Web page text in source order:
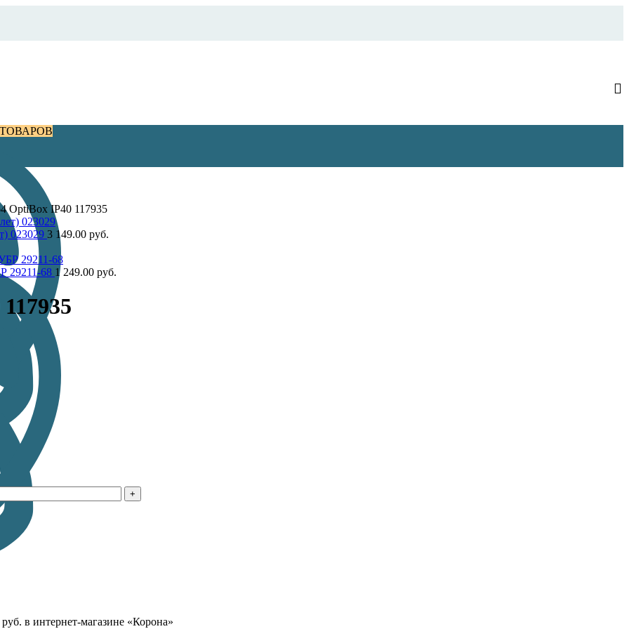
IP40 117935
023029 3 149.00 руб.
29211-68 1 249.00 руб.
в интернет-магазине «Корона»